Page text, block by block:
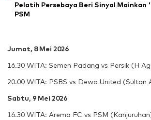
Pelatih Persebaya Beri Sinyal Mainkan
PSM
Jumat, 8 Mei 2026
16.30 WITA: Semen Padang vs Persik (H
20.00 WITA: PSBS vs Dewa United (Sultan
Sabtu, 9 Mei 2026
16.30 WITA: Arema FC vs PSM